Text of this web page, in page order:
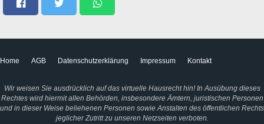
Home AGB Datenschutzerklärung Impressum Kontakt
Wir weisen Sie ausdrücklich auf das virtuelle Hausrecht hin! In Ausübung dieses
Rechtes wird hiermit allen Behörden, insbesondere Ämtern, juristischen Personen
und in dieser Weise beliehenen Personen sowie Anstalten des öffentlichen Rechts
jeglicher Zutritt zu unseren Netzseiten verboten.